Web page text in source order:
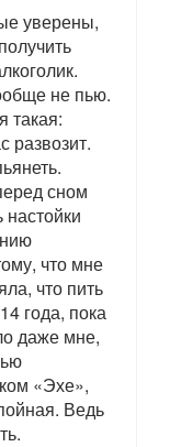
уверены,
не пью.
такая:
развозит.
сном
что мне
что пить
года, пока
даже мне,
«Эхе»,
Ведь